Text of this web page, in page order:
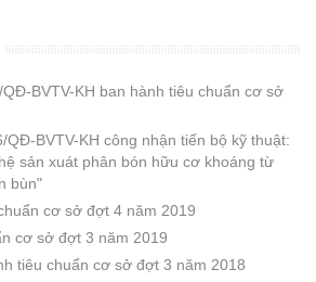
BVTV-KH ban hành tiêu chuẩn cơ sở
QĐ-BVTV-KH công nhận tiến bộ kỹ thuật:
sản xuát phân bón hữu cơ khoáng từ
bùn"
cơ sở đợt 4 năm 2019
cơ sở đợt 3 năm 2019
tiêu chuẩn cơ sở đợt 3 năm 2018